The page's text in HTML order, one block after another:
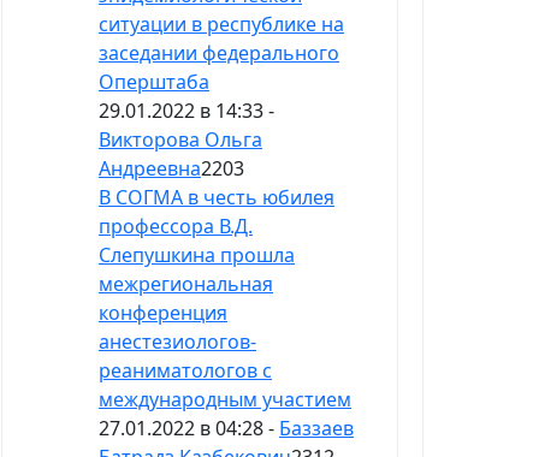
ситуации в республике на
заседании федерального
Оперштаба
29.01.2022 в 14:33 -
Викторова Ольга
Андреевна2203
В СОГМА в честь юбилея
профессора В.Д.
Слепушкина прошла
межрегиональная
конференция
анестезиологов-
реаниматологов с
международным участием
27.01.2022 в 04:28 - Баззаев